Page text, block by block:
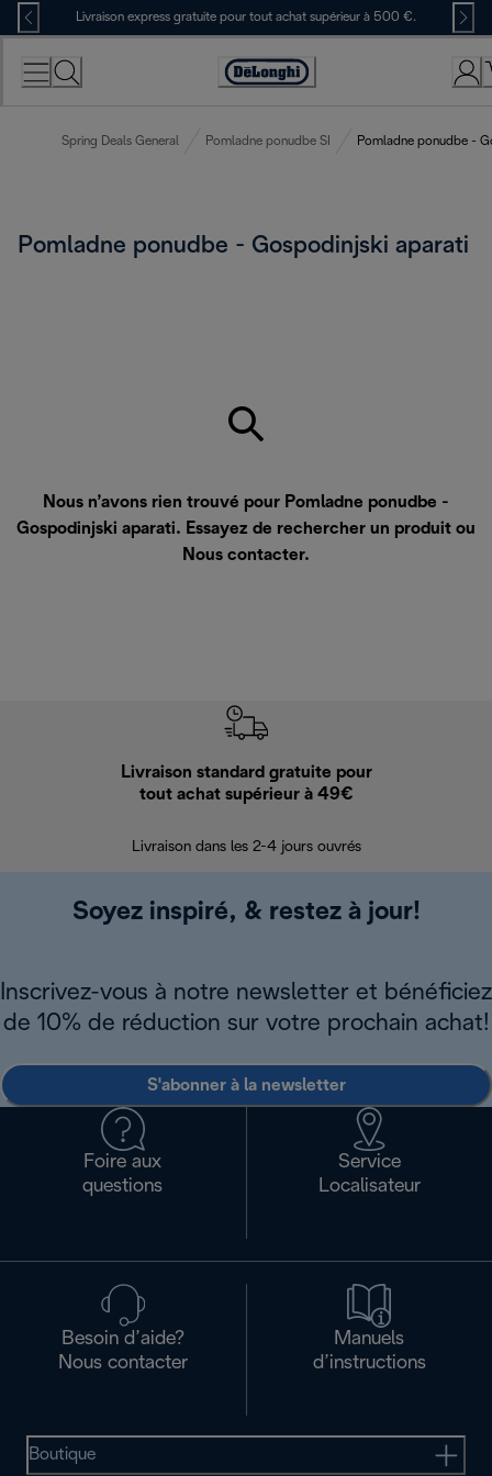
Skip
to
Content
Livraison express gratuite pour tout achat supérieur à 500 €.
Déclaration
Spring Deals General Pomladne ponudbe SI Pomladne ponudbe -
Pomladne ponudbe - Gospodinjski aparati
Nous n’avons rien trouvé pour Pomladne ponudbe -
Gospodinjski aparati. Essayez de rechercher un produit ou
Nous contacter.
Livraison standard gratuite pour
tout achat supérieur à 49€
Livraison dans les 2-4 jours ouvrés
Soyez inspiré, & restez à jour!
Inscrivez-vous à notre newsletter et bénéficiez
de 10% de réduction sur votre prochain achat!
S'abonner à la newsletter
Foire aux
questions
Service
Localisateur
Besoin d’aide?
Nous contacter
Manuels
d’instructions
Boutique